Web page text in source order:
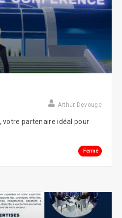
Arthur Devouge
votre partenaire idéal pour
Fermé